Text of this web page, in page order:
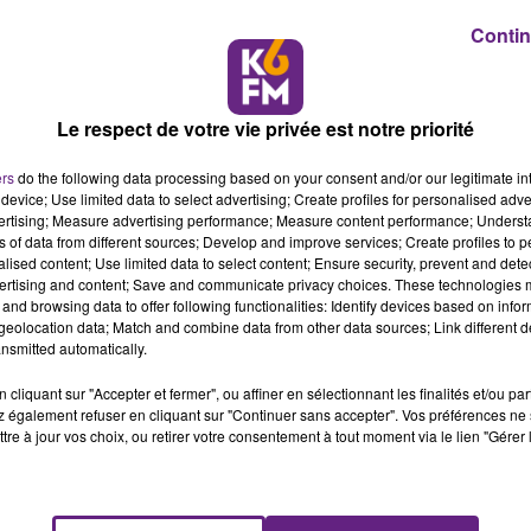
de la région sur un salon à Paris
par l’Agence Économique Régionale de
au Salon de l’Immobilier d’Entreprise (SIMI). Cet
française de l’immobilier se tiendra au Palais des
les acteurs de la filière immobilière de l’Hexagone sur
valoriseront nos capacités à attirer les investisseurs qui
territoriales régionales. Jean-Claude Lagrange,
collective est éprouvée et attire, chaque année,
exposants, nous rejoignent”.
régionale
Le respect de votre vie privée est notre priorité
do the following data processing based on your consent and/or our legitimate
Use limited data to select advertising; Create profiles for personalised
Measure advertising performance; Measure content performance;
of data from different sources; Develop and improve services; Create profiles to
content; Use limited data to select content; Ensure security, prevent and
and content; Save and communicate privacy choices. These technologies
browsing data to offer following functionalities: Identify devices based on
data; Match and combine data from other data sources; Link different
automatically.
cliquant sur "Accepter et fermer", ou affiner en sélectionnant les finalités et/ou
également refuser en cliquant sur "Continuer sans accepter". Vos préférences
à jour vos choix, ou retirer votre consentement à tout moment via le lien